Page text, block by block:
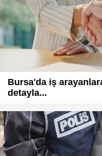
Bursa'da iş
detayla...